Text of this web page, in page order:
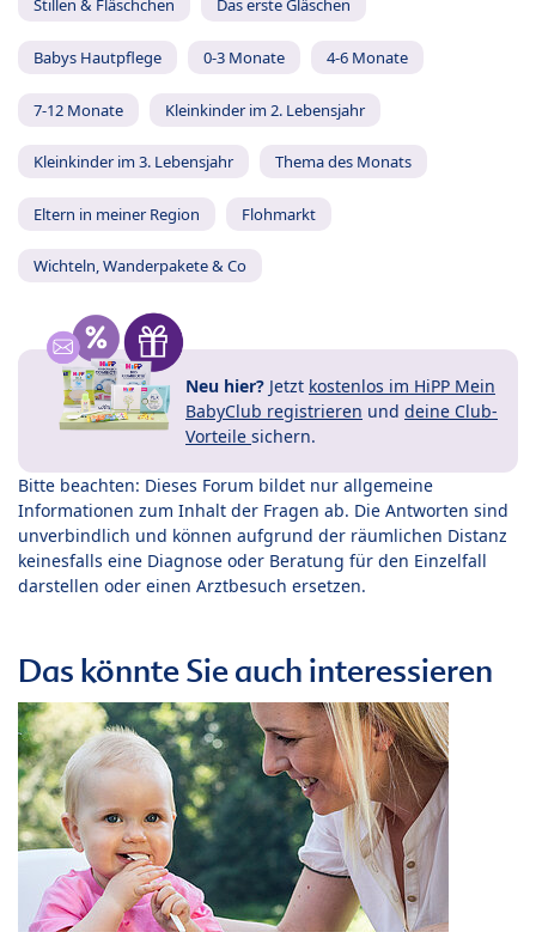
Stillen & Fläschchen Das erste Gläschen
Babys Hautpflege 0-3 Monate 4-6 Monate
7-12 Monate Kleinkinder im 2. Lebensjahr
Kleinkinder im 3. Lebensjahr Thema des Monats
Eltern in meiner Region Flohmarkt
Wichteln, Wanderpakete & Co
Neu hier? Jetzt kostenlos im HiPP Mein
BabyClub registrieren und deine Club-
Vorteile sichern.
Bitte beachten: Dieses Forum bildet nur allgemeine
Informationen zum Inhalt der Fragen ab. Die Antworten sind
unverbindlich und können aufgrund der räumlichen Distanz
keinesfalls eine Diagnose oder Beratung für den Einzelfall
darstellen oder einen Arztbesuch ersetzen.
Das könnte Sie auch interessieren